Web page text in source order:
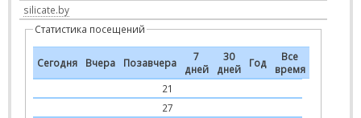
silicate.by
Статистика посещений
Сегодня Вчера Позавчера
7
дней
30
дней
Год
Все
время
21
27